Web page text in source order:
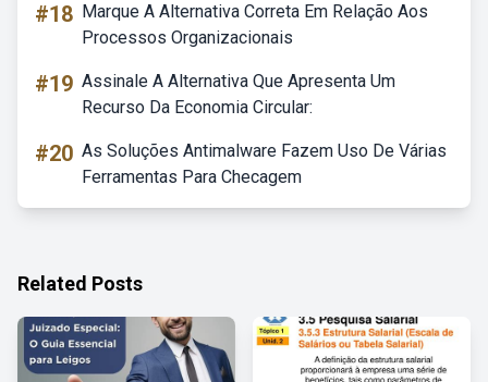
#18 Marque A Alternativa Correta Em Relação Aos
Processos Organizacionais
#19 Assinale A Alternativa Que Apresenta Um
Recurso Da Economia Circular:
#20 As Soluções Antimalware Fazem Uso De Várias
Ferramentas Para Checagem
Related Posts